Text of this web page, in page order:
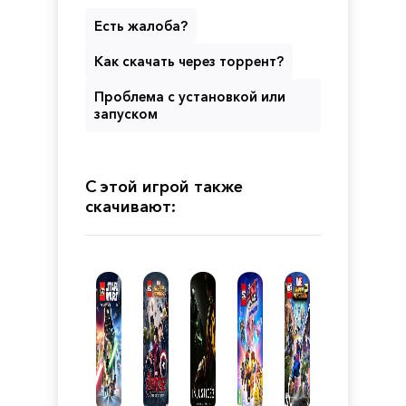
Есть жалоба?
Как скачать через торрент?
Проблема с установкой или
запуском
С этой игрой также
скачивают: